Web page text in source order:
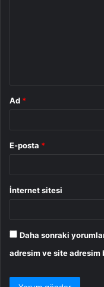
Ad *
E-posta *
İnternet sitesi
Daha sonraki
adresim ve site adresim